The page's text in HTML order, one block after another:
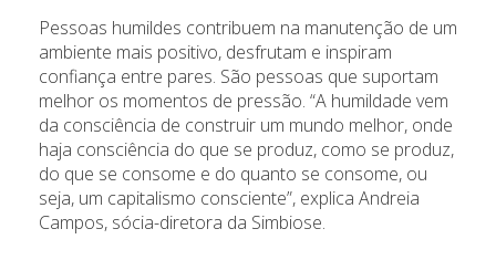
Pessoas humildes contribuem na manutenção de um
ambiente mais positivo, desfrutam e inspiram
confiança entre pares. São pessoas que suportam
melhor os momentos de pressão. “A humildade vem
da consciência de construir um mundo melhor, onde
haja consciência do que se produz, como se produz,
do que se consome e do quanto se consome, ou
seja, um capitalismo consciente”, explica Andreia
Campos, sócia-diretora da Simbiose.